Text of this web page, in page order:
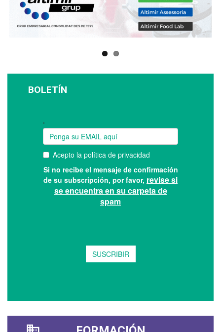
BOLETÍN